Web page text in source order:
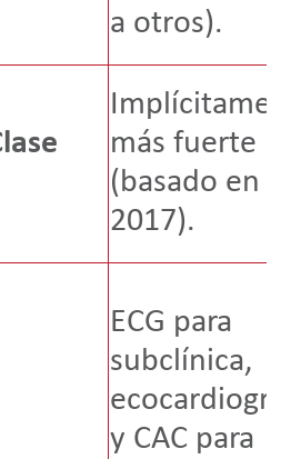
a otros).
más fuerte
(basado en
2017).
ECG para
subclínica,
y CAC para